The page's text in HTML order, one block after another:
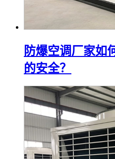
防爆空调厂家如
的安全？